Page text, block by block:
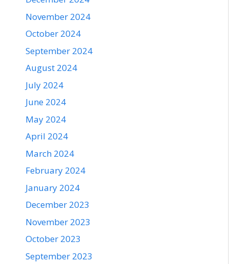
November 2024
October 2024
September 2024
August 2024
July 2024
June 2024
May 2024
April 2024
March 2024
February 2024
January 2024
December 2023
November 2023
October 2023
September 2023